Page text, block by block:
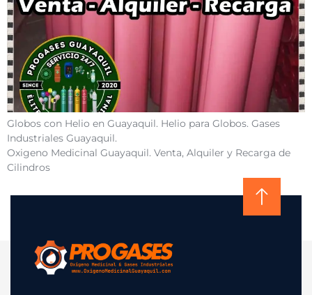
Globos con Helio en Guayaquil. Helio para Globos. Gases
Industriales Guayaquil.
Oxigeno Medicinal Guayaquil. Venta, Alquiler y Recarga de
Cilindros